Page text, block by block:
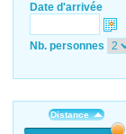
Date d'arrivée
Nb. personnes
Distance